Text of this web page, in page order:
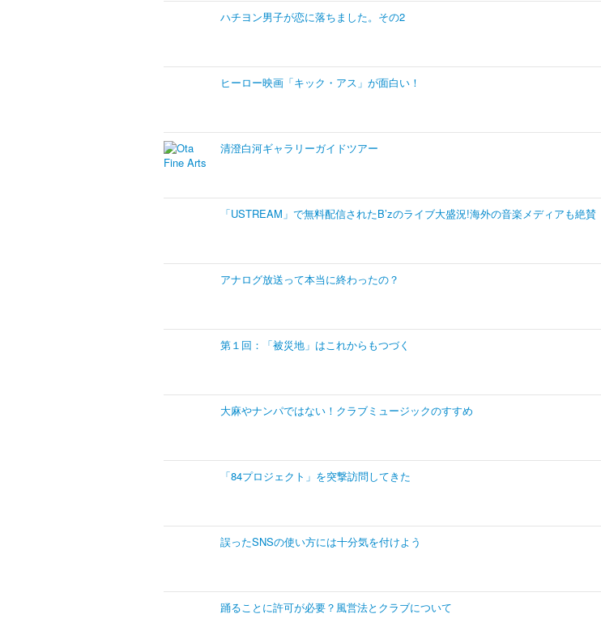
ハチヨン男子が恋に落ちました。その2
ヒーロー映画「キック・アス」が面白い！
清澄白河ギャラリーガイドツアー
「USTREAM」で無料配信されたB’zのライブ大盛況!海外の音楽メディアも絶賛
アナログ放送って本当に終わったの？
第１回：「被災地」はこれからもつづく
大麻やナンパではない！クラブミュージックのすすめ
「84プロジェクト」を突撃訪問してきた
誤ったSNSの使い方には十分気を付けよう
踊ることに許可が必要？風営法とクラブについて